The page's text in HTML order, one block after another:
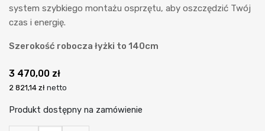
system szybkiego montażu osprzętu, aby oszczędzić Twój
czas i energię.
Szerokość robocza łyżki to 140cm
3 470,00 zł
2 821,14 zł netto
Produkt dostępny na zamówienie